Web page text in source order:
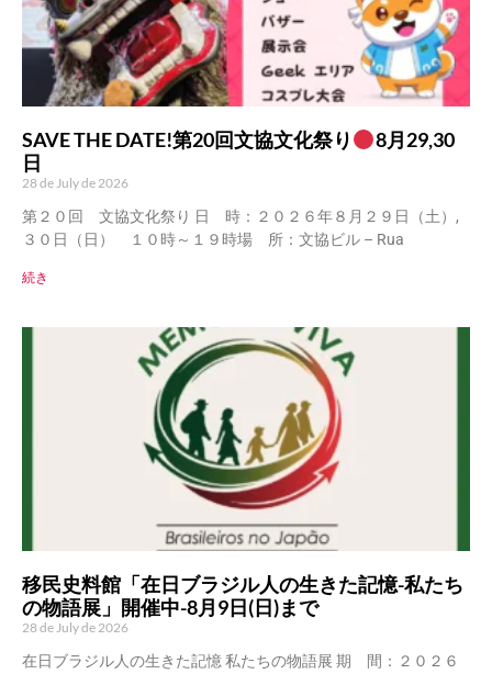
SAVE THE DATE!第20回文協文化祭り
8月29,30
日
28 de July de 2026
第２０回 文協文化祭り 日 時：２０２６年８月２９日（土）,
３０日（日） １０時～１９時場 所：文協ビル – Rua
続き
移民史料館「在日ブラジル人の生きた記憶-私たち
の物語展」開催中-8月9日(日)まで
28 de July de 2026
在日ブラジル人の生きた記憶 私たちの物語展 期 間：２０２６